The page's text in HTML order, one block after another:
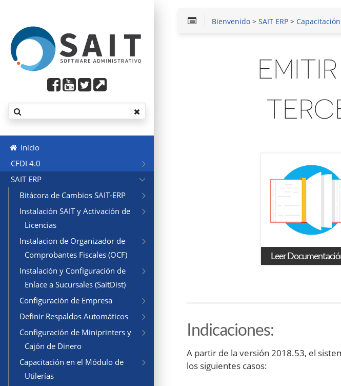
Inicio
CFDI 4.0
SAIT ERP
Bitácora de Cambios SAIT-ERP
Instalación SAIT y Activación de
Licencias
Instalacion de Organizador de
Comprobantes Fiscales (OCF)
Instalación y Configuración de
Enlace a Sucursales (SaitDist)
Configuración de Empresa
Definir Respaldos Automáticos
Configuración de Miniprinters y
Cajón de Dinero
Capacitación en el Módulo de
Utilerías
Bienvenido >SAIT ERP >
Leer
Indicaciones:
A partir de la versión 2018.53, el
los siguientes casos: